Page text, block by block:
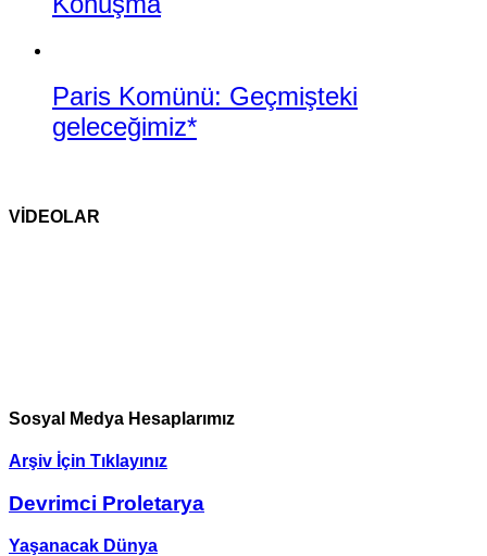
Paris Komünü: Geçmişteki
geleceğimiz*
VİDEOLAR
Sosyal Medya Hesaplarımız
Arşiv İçin Tıklayınız
Devrimci Proletarya
Yaşanacak Dünya